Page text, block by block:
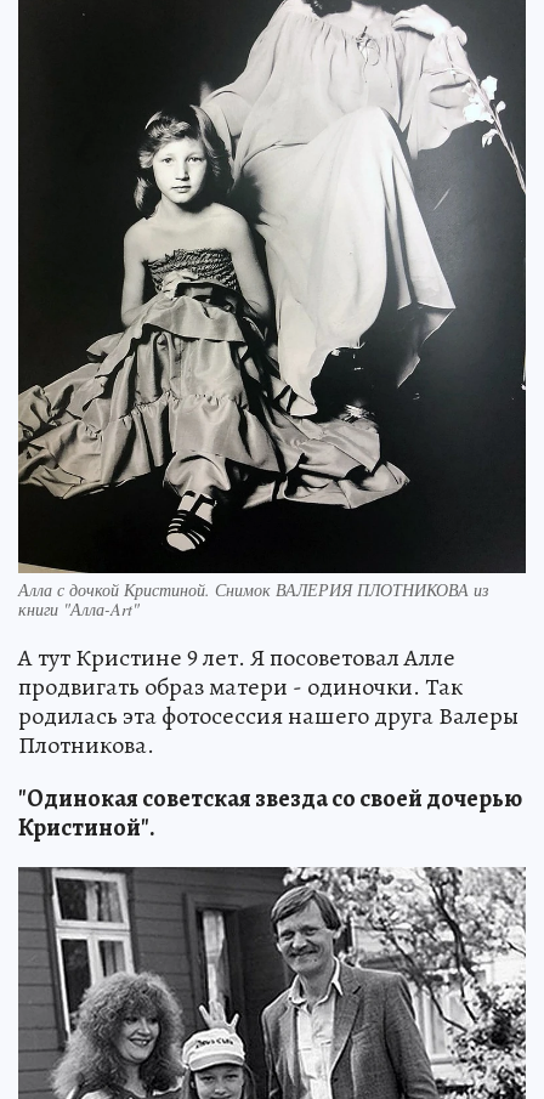
Алла с дочкой Кристиной. Снимок ВАЛЕРИЯ ПЛОТНИКОВА из
книги "Алла-Art"
А тут Кристине 9 лет. Я посоветовал Алле
продвигать образ матери - одиночки. Так
родилась эта фотосессия нашего друга Валеры
Плотникова.
"Одинокая советская звезда со своей дочерью
Кристиной".